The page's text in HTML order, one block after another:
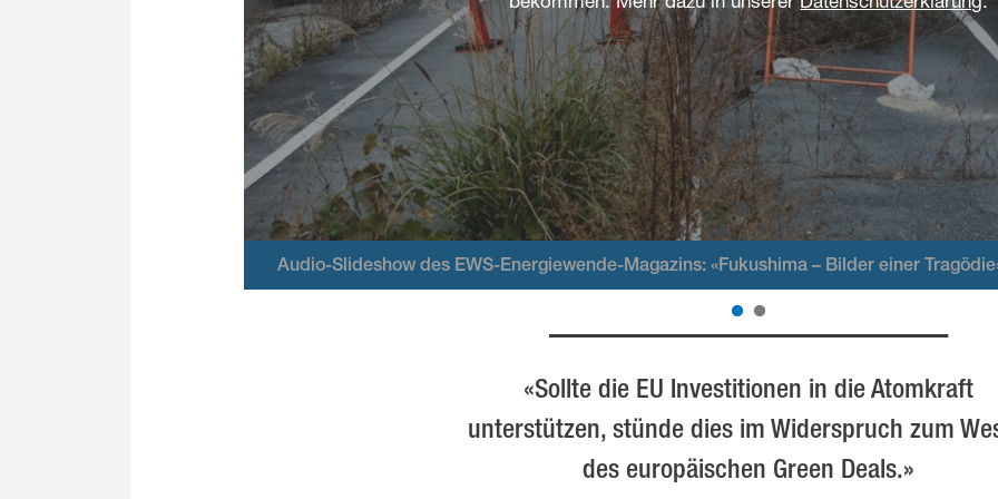
Audio-Slideshow des EWS-Energiewende-Magazins: «Fukushima – Bilder einer
«Sollte die EU Investitionen in die Atomkraft
unterstützen, stünde dies im Widerspruch zum
des europäischen Green Deals.»